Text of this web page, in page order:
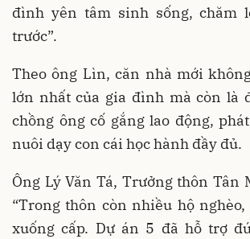
đình yên tâm sinh sống, chăm
trước”.
Theo ông Lìn, căn nhà mới
lớn nhất của gia đình mà còn là
chồng ông cố gắng lao động,
nuôi dạy con cái học hành đầy đủ.
Ông Lý Văn Tá, Trưởng thôn Tân
“Trong thôn còn nhiều hộ
xuống cấp. Dự án 5 đã hỗ trợ